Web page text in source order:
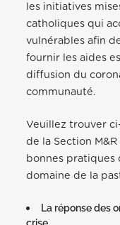
les initiatives
catholiques qui
vulnérables afin
fournir les aides
diffusion du
communauté.
Veuillez trouver
de la Section
bonnes pratiques
domaine de la
La réponse des